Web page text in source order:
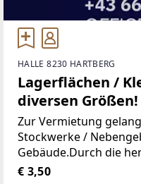
HALLE 8230 HARTBERG
Lagerflächen /
diversen
Zur Vermietung
Stockwerke /
Gebäude.Durch die
Räumlichkeiten,
€ 3,50